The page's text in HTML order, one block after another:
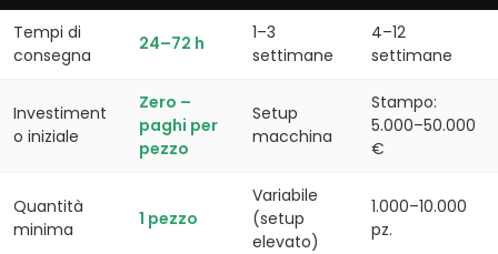
Tempi di
consegna
24–72 h
1–3
settimane
4–12
settimane
Investiment
o iniziale
Zero –
paghi per
pezzo
Setup
macchina
Stampo:
5.000–50.000
€
Quantità
minima
1 pezzo
Variabile
(setup
elevato)
1.000–10.000
pz.